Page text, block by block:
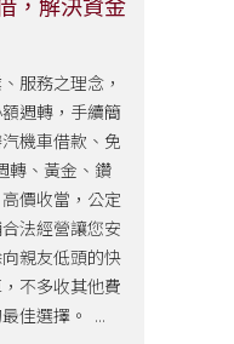
，解決資金
服務之理念，
週轉，手續簡
機車借款、免
轉、黃金、鑽
價收當，公定
法經營讓您安
親友低頭的快
不多收其他費
佳選擇。 ...